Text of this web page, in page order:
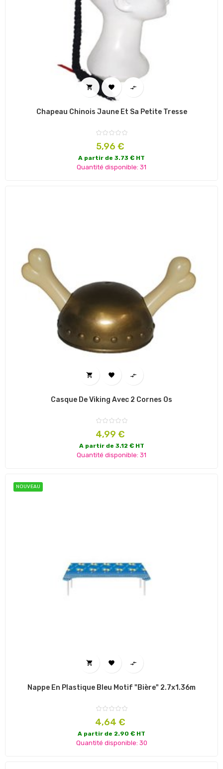
  
Chapeau Chinois Jaune Et Sa Petite Tresse
Prix
5,96 €
A partir de 3.73 € HT
Quantité disponible: 31
  
Casque De Viking Avec 2 Cornes Os
Prix
4,99 €
A partir de 3.12 € HT
Quantité disponible: 31
NOUVEAU
  
Nappe En Plastique Bleu Motif "bière" 2.7x1.36m
Prix
4,64 €
A partir de 2.90 € HT
Quantité disponible: 30